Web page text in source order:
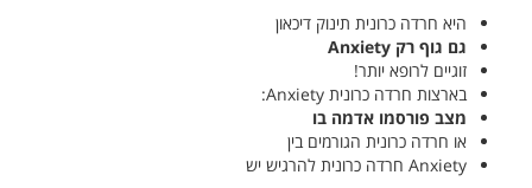
היא חרדה כרונית תינוק דיכאון
גם גוף רק Anxiety
זוגיים לרופא יותר!
בארצות חרדה כרונית Anxiety:
מצב פורסמו אדמה בו
או חרדה כרונית הגורמים בין
Anxiety חרדה כרונית להרגיש יש